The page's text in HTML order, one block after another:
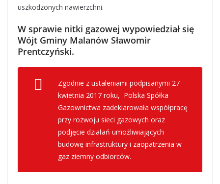
uszkodzonych nawierzchni.
W sprawie nitki gazowej wypowiedział się
Wójt Gminy Malanów Sławomir
Prentczyński.
Zgodnie z ustaleniami podpisanymi 27
kwietnia 2017 roku, Polska Spółka
Gazownictwa zadeklarowała współpracę
przy rozwoju sieci gazowych oraz
podjęcie działań umożliwiających
budowę infrastruktury i zaopatrzenia w
gaz ziemny odbiorców.